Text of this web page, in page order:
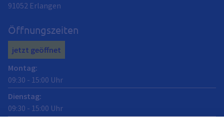
91052 Erlangen
Öffnungszeiten
jetzt geöffnet
Montag:
09:30 - 15:00 Uhr
Dienstag:
09:30 - 15:00 Uhr